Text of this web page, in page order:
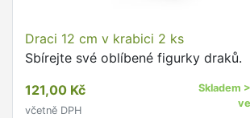
Draci 12 cm v krabici 2 ks
Sbírejte své oblíbené figurky draků.
121,00 Kč
včetně DPH
Skladem